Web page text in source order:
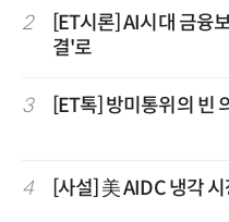
2
[ET시론] AI시대 금융
결'로
3 [ET톡] 방미통위의 빈
4 [사설] 美 AIDC 냉각